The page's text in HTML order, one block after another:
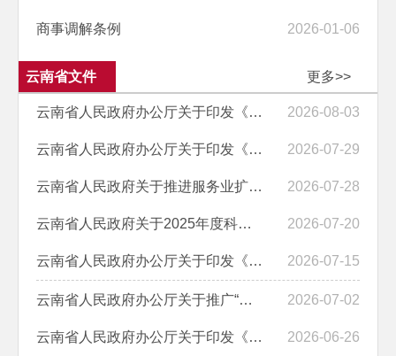
商事调解条例 2026-01-06
云南省文件 更多>>
云南省人民政府办公厅关于印发《第九届中国国际进口博览会云南省交易团... 2026-08-03
云南省人民政府办公厅关于印发《云南省防汛抗旱应急预案》的通知 2026-07-29
云南省人民政府关于推进服务业扩能提质的实施意见 2026-07-28
云南省人民政府关于2025年度科学技术奖励的决定 2026-07-20
云南省人民政府办公厅关于印发《云南省“十五五”推进基本公共服务均等... 2026-07-15
云南省人民政府办公厅关于推广“幸福小院”模式促进农村老年人和儿童关... 2026-07-02
云南省人民政府办公厅关于印发《以渝昆高铁开通为契机 打造经济增长新引... 2026-06-26